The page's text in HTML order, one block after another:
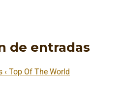
de entradas
‹ Top Of The World